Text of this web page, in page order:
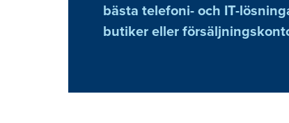
bästa telefoni- och IT-
butiker eller